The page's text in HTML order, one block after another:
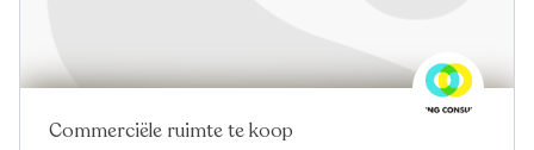
Commerciële ruimte te koop